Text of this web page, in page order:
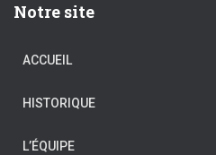
Notre site
ACCUEIL
HISTORIQUE
L’ÉQUIPE